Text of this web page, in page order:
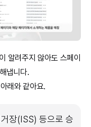
알려주지 않아도 스페이
냅니다.
래와 같아요.
장(ISS) 등으로 승